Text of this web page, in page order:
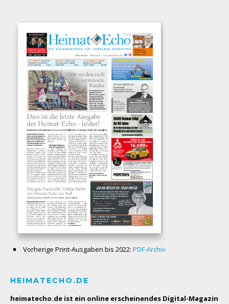
Vorherige Print-Ausgaben bis 2022: PDF-Archiv
HEIMATECHO.DE
heimatecho.de ist ein online erscheinendes Digital-Magazin